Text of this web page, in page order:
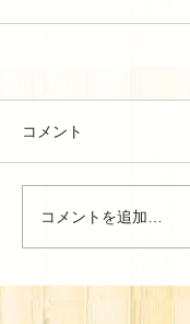
コメント
コメントを追加…